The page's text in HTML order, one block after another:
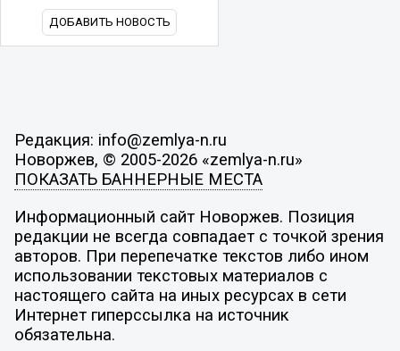
ДОБАВИТЬ НОВОСТЬ
Редакция: info@zemlya-n.ru
Новоржев, © 2005-2026 «zemlya-n.ru»
ПОКАЗАТЬ БАННЕРНЫЕ МЕСТА
Информационный сайт Новоржев. Позиция
редакции не всегда совпадает с точкой зрения
авторов. При перепечатке текстов либо ином
использовании текстовых материалов с
настоящего сайта на иных ресурсах в сети
Интернет гиперссылка на источник
обязательна.